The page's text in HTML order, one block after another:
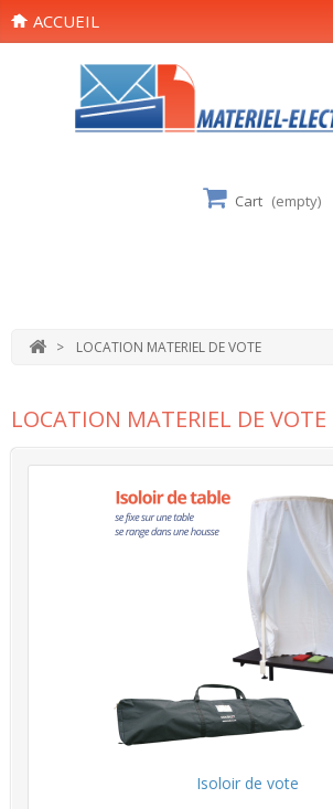
ACCUEIL
Cart (empty)
> LOCATION MATERIEL DE VOTE
LOCATION MATERIEL DE VOTE
Isoloir de vote